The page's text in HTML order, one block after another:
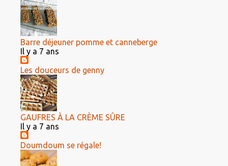
Barre déjeuner pomme et canneberge
Il y a 7 ans
Les douceurs de genny
GAUFRES À LA CRÈME SÛRE
Il y a 7 ans
Doumdoum se régale!